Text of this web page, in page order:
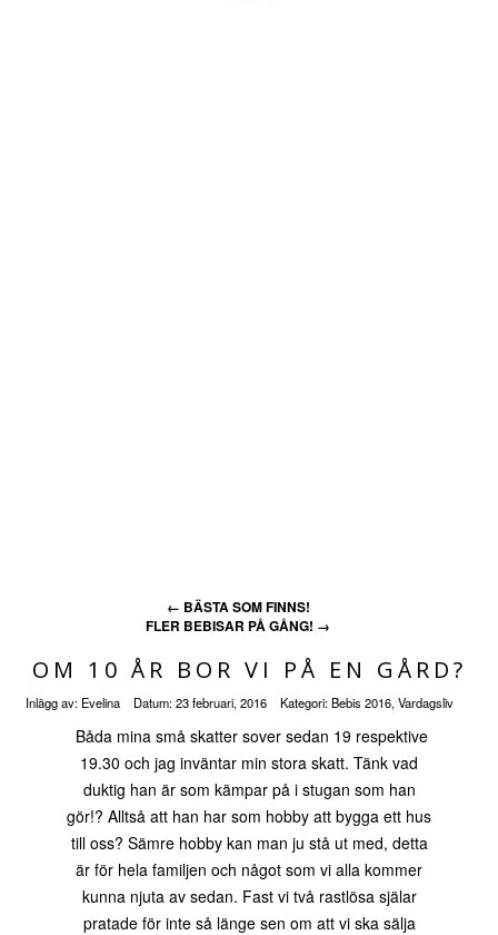
← BÄSTA SOM FINNS!
FLER BEBISAR PÅ GÅNG! →
OM 10 ÅR BOR VI PÅ EN GÅRD?
Inlägg av: Evelina Datum:23 februari, 2016 Kategori:Bebis 2016, Vardagsliv
Båda mina små skatter sover sedan 19 respektive
19.30 och jag inväntar min stora skatt. Tänk vad
duktig han är som kämpar på i stugan som han
gör!? Alltså att han har som hobby att bygga ett hus
till oss? Sämre hobby kan man ju stå ut med, detta
är för hela familjen och något som vi alla kommer
kunna njuta av sedan. Fast vi två rastlösa själar
pratade för inte så länge sen om att vi ska sälja